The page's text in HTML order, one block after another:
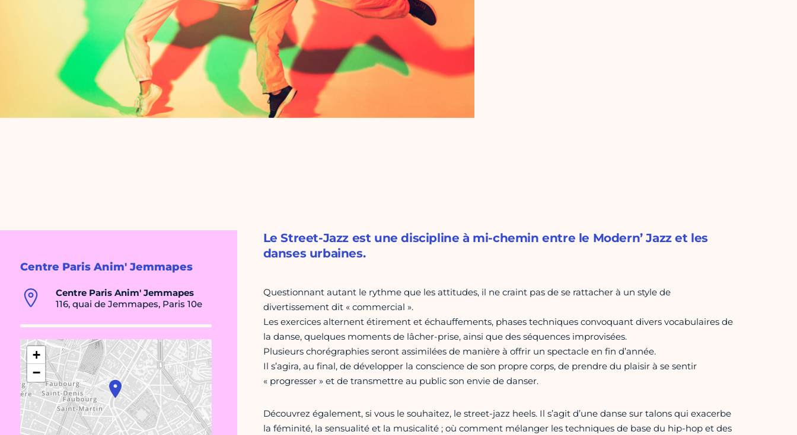
Centre Paris Anim' Jemmapes
Centre Paris Anim' Jemmapes
116, quai de Jemmapes, Paris 10e
+
−
Le Street-Jazz est une discipline à mi-chemin entre le Modern’ Jazz et les
danses urbaines.
Questionnant autant le rythme que les attitudes, il ne craint pas de se rattacher à un style de
divertissement dit « commercial ».
Les exercices alternent étirement et échauffements, phases techniques convoquant divers vocabulaires de
la danse, quelques moments de lâcher-prise, ainsi que des séquences improvisées.
Plusieurs chorégraphies seront assimilées de manière à offrir un spectacle en fin d’année.
Il s’agira, au final, de développer la conscience de son propre corps, de prendre du plaisir à se sentir
« progresser » et de transmettre au public son envie de danser.
Découvrez également, si vous le souhaitez, le street-jazz heels. Il s’agit d’une danse sur talons qui exacerbe
la féminité, la sensualité et la musicalité ; où comment mélanger les techniques de base du hip-hop et des